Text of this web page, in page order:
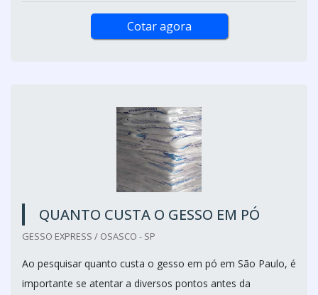
Cotar agora
QUANTO CUSTA O GESSO EM PÓ
GESSO EXPRESS / OSASCO - SP
Ao pesquisar quanto custa o gesso em pó em São Paulo, é
importante se atentar a diversos pontos antes da